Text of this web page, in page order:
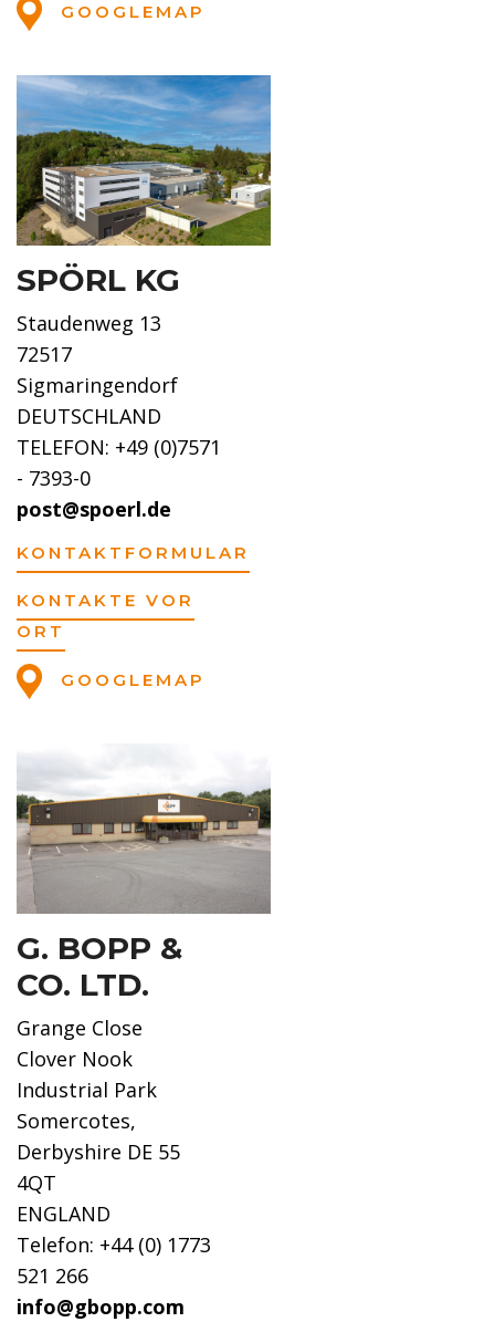
GOOGLEMAP
SPÖRL KG
Staudenweg 13
72517
Sigmaringendorf
DEUTSCHLAND
TELEFON: +49 (0)7571
- 7393-0
post@spoerl.de
KONTAKTFORMULAR
KONTAKTE VOR
ORT
GOOGLEMAP
G. BOPP &
CO. LTD.
Grange Close
Clover Nook
Industrial Park
Somercotes,
Derbyshire DE 55
4QT
ENGLAND
Telefon: +44 (0) 1773
521 266
info@gbopp.com